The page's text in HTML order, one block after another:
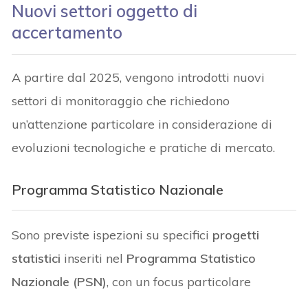
Nuovi settori oggetto di
accertamento
A partire dal 2025, vengono introdotti nuovi
settori di monitoraggio che richiedono
un’attenzione particolare in considerazione di
evoluzioni tecnologiche e pratiche di mercato.
Programma Statistico Nazionale
Sono previste ispezioni su specifici progetti
statistici inseriti nel Programma Statistico
Nazionale (PSN), con un focus particolare